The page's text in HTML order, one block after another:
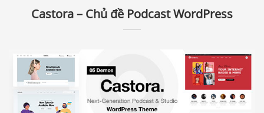
Castora – Chủ đề Podcast WordPress